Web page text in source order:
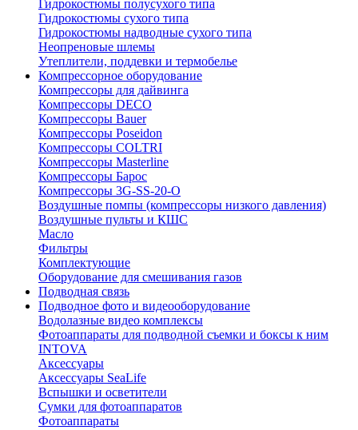
Гидрокостюмы полусухого типа
Гидрокостюмы сухого типа
Гидрокостюмы надводные сухого типа
Неопреновые шлемы
Утеплители, поддевки и термобелье
Компрессорное оборудование
Компрессоры для дайвинга
Компрессоры DECO
Компрессоры Bauer
Компрессоры Poseidon
Компрессоры COLTRI
Компрессоры Masterline
Компрессоры Барос
Компрессоры 3G-SS-20-O
Воздушные помпы (компрессоры низкого давления)
Воздушные пульты и КШС
Масло
Фильтры
Комплектующие
Оборудование для смешивания газов
Подводная связь
Подводное фото и видеооборудование
Водолазные видео комплексы
Фотоаппараты для подводной съемки и боксы к ним
INTOVA
Аксессуары
Аксессуары SeaLife
Вспышки и осветители
Сумки для фотоаппаратов
Фотоаппараты